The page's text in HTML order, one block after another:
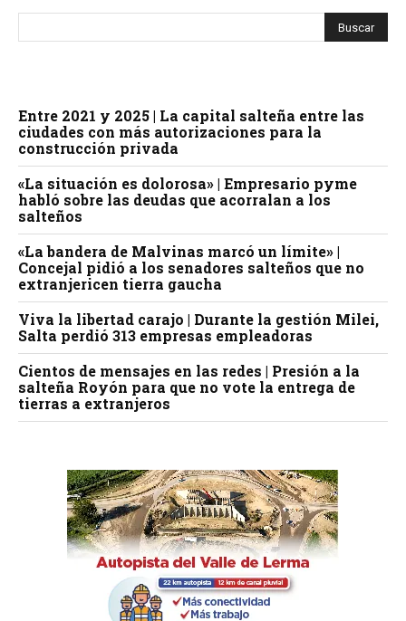
Entre 2021 y 2025 | La capital salteña entre las
ciudades con más autorizaciones para la
construcción privada
«La situación es dolorosa» | Empresario pyme
habló sobre las deudas que acorralan a los
salteños
«La bandera de Malvinas marcó un límite» |
Concejal pidió a los senadores salteños que no
extranjericen tierra gaucha
Viva la libertad carajo | Durante la gestión Milei,
Salta perdió 313 empresas empleadoras
Cientos de mensajes en las redes | Presión a la
salteña Royón para que no vote la entrega de
tierras a extranjeros